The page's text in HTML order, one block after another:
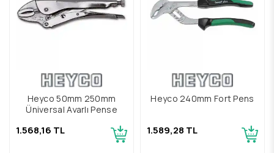
Heyco 50mm 250mm
Üniversal Ayarlı Pense
1.568,16 TL
Heyco 240mm Fort Pens
1.589,28 TL